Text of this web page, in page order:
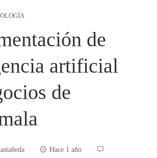
de
artificial
de
Hace 1 año